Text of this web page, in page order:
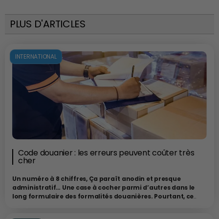
PLUS D'ARTICLES
INTERNATIONAL
Code douanier : les erreurs peuvent coûter très
cher
Un numéro à 8 chiffres, Ça paraît anodin et presque
administratif… Une case à cocher parmi d’autres dans le
long formulaire des formalités douanières. Pourtant, ce